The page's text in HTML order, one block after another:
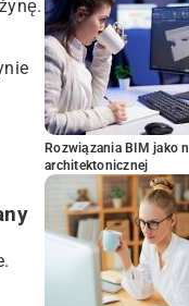
Rozwiązania BIM jako
architektonicznej